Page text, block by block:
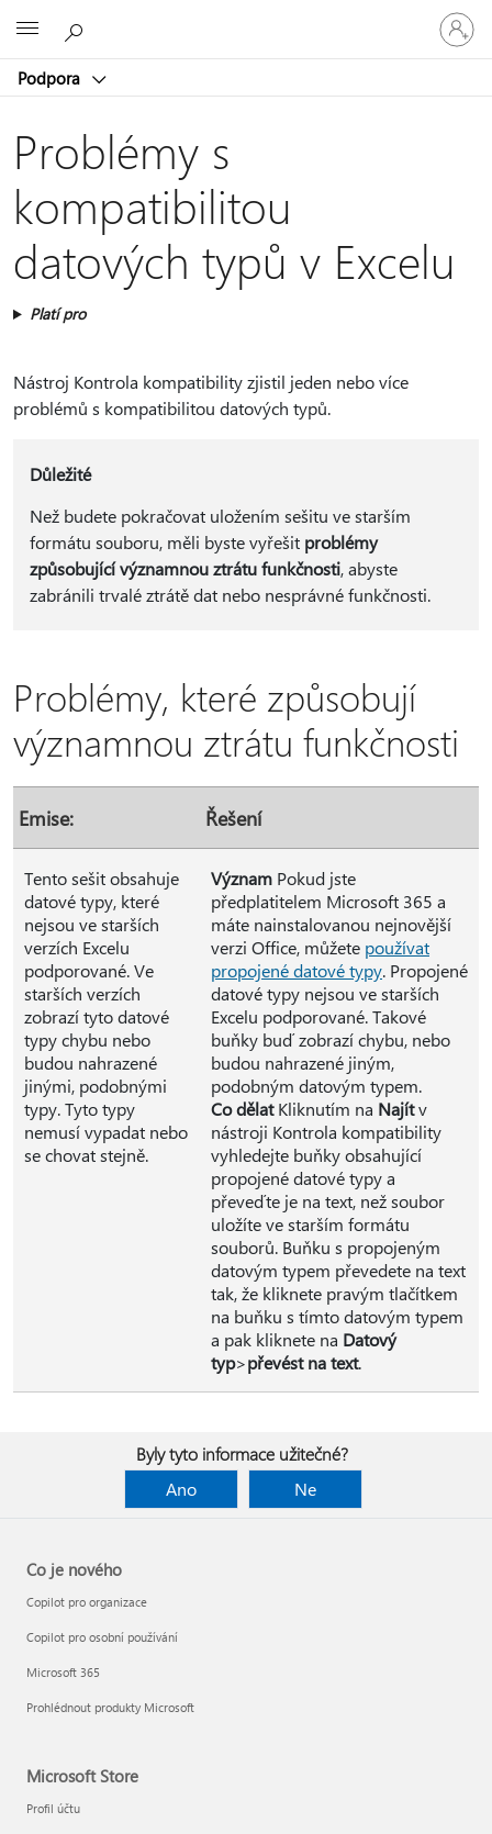
Podpora
Přihlaste
se
ke
účtu
Problémy s
kompatibilitou
datových typů v Excelu
Platí pro
Nástroj Kontrola kompatibility zjistil jeden nebo více
problémů s kompatibilitou datových typů.
Důležité
Než budete pokračovat uložením sešitu ve starším
formátu souboru, měli byste vyřešit problémy
způsobující významnou ztrátu funkčnosti, abyste
zabránili trvalé ztrátě dat nebo nesprávné funkčnosti.
Problémy, které způsobují
významnou ztrátu funkčnosti
Emise: Řešení
Tento sešit obsahuje
datové typy, které
nejsou ve starších
verzích Excelu
podporované. Ve
starších verzích
zobrazí tyto datové
typy chybu nebo
budou nahrazené
jinými, podobnými
typy. Tyto typy
nemusí vypadat nebo
se chovat stejně.
Význam Pokud jste
předplatitelem Microsoft 365 a
máte nainstalovanou nejnovější
verzi Office, můžete používat
propojené datové typy. Propojené
datové typy nejsou ve starších
Excelu podporované. Takové
buňky buď zobrazí chybu, nebo
budou nahrazené jiným,
podobným datovým typem.
Co dělatKliknutím na Najítv
nástroji Kontrola kompatibility
vyhledejte buňky obsahující
propojené datové typy a
převeďte je na text, než soubor
uložíte ve starším formátu
souborů. Buňku s propojeným
datovým typem převedete na text
tak, že kliknete pravým tlačítkem
na buňku s tímto datovým typem
a pak kliknete na Datový
typ>převést na text.
Byly tyto informace užitečné?
Ano
Ne
Co je nového
Copilot pro organizace
Copilot pro osobní používání
Microsoft 365
Prohlédnout produkty Microsoft
Microsoft Store
Profil účtu